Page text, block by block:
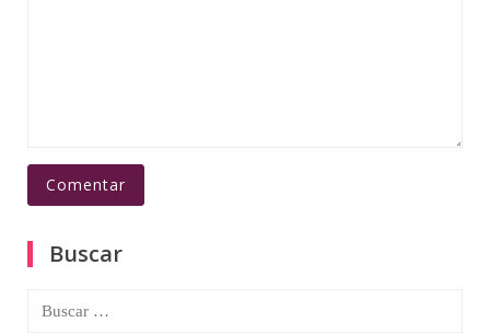
Buscar
Buscar: